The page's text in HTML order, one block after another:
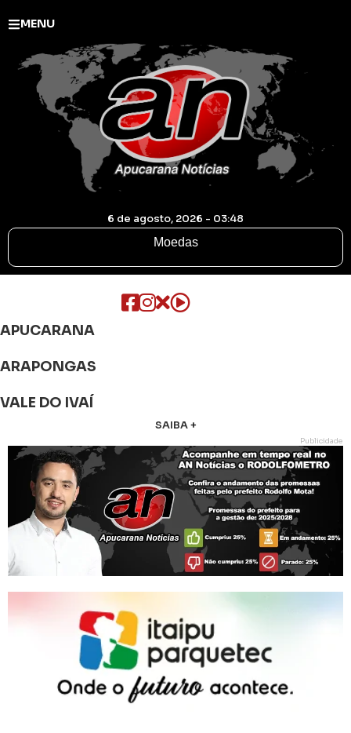
MENU
6 de agosto, 2026 - 03:48
Moedas
APUCARANA
ARAPONGAS
VALE DO IVAÍ
SAIBA +
Publicidade